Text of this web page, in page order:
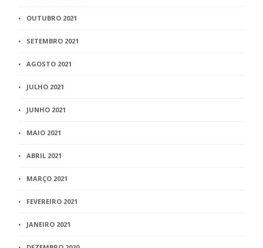
OUTUBRO 2021
SETEMBRO 2021
AGOSTO 2021
JULHO 2021
JUNHO 2021
MAIO 2021
ABRIL 2021
MARÇO 2021
FEVEREIRO 2021
JANEIRO 2021